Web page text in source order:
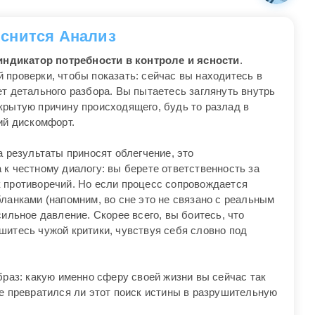
Анализ
потребности в контроле и ясности.
чтобы показать: сейчас вы находитесь в
детального разбора. Вы пытаетесь заглянуть внутрь
причину происходящего, будь то разлад в
дискомфорт.
приносят облегчение, это
честному диалогу: вы берете ответственность за
Но если процесс сопровождается
(напомним, во сне это не связано с реальным
давление. Скорее всего, вы боитесь, что
чужой критики, чувствуя себя словно под
какую именно сферу своей жизни вы сейчас так
превратился ли этот поиск истины в разрушительную